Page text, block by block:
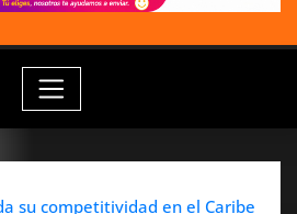
su competitividad en el Caribe